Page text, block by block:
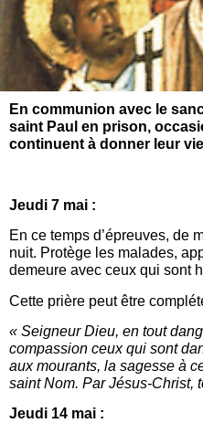
En communion avec le
saint Paul en prison,
continuent à donner leur
Jeudi 7 mai :
En ce temps d’épreuves, de
nuit. Protège les malades,
demeure avec ceux qui sont
Cette prière peut être
« Seigneur Dieu, en tout
compassion ceux qui sont
aux mourants, la sagesse à
saint Nom. Par Jésus-Christ,
Jeudi 14 mai :